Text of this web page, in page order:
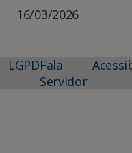
16/03/2026
LGPDFala
Servidor